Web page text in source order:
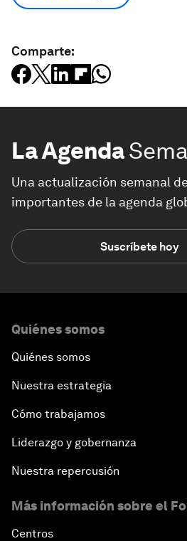
Comparte:
La Agenda
Una actualización semanal
importantes de la agenda
Suscríbete hoy
Quiénes somos
Quiénes somos
Nuestra estrategia
Cómo trabajamos
Liderazgo y gobernanza
Nuestra repercusión
Más información sobre el
Centros